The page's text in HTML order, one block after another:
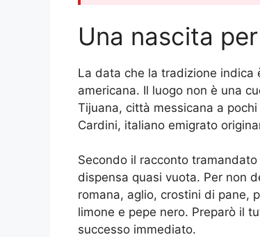
Una nascita
La data che la tradizione indica
americana. Il luogo non è una
Tijuana, città messicana a
Cardini, italiano emigrato
Secondo il racconto
dispensa quasi vuota. Per non
romana, aglio, crostini di pane,
limone e pepe nero. Preparò il
successo immediato.